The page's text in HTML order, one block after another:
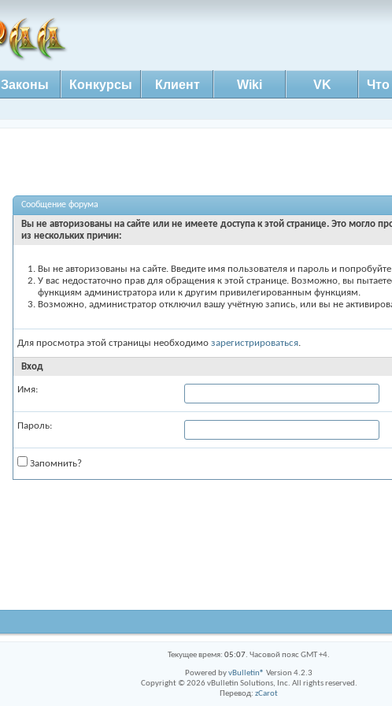
Законы Конкурсы Клиент Wiki VK Что
Сообщение форума
Вы не авторизованы на сайте или не имеете доступа к этой странице. Это могло
из нескольких причин:
Вы не авторизованы на сайте. Введите имя пользователя и пароль и
У вас недостаточно прав для обращения к этой странице. Возможно, вы
функциям администратора или к другим привилегированным функциям.
Возможно, администратор отключил вашу учётную запись, или вы не
Для просмотра этой страницы необходимо зарегистрироваться.
Вход
Имя:
Пароль:
Запомнить?
Текущее время: 05:07. Часовой пояс GMT +4.
Powered byvBulletin® Version 4.2.3
Copyright © 2026 vBulletin Solutions, Inc. All rights reserved.
Перевод: zCarot